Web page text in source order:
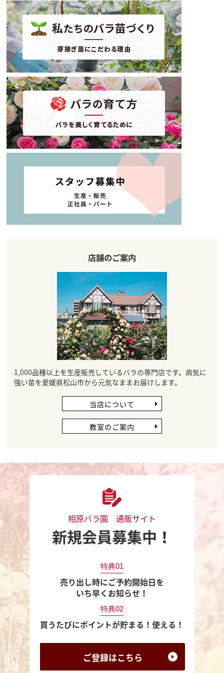
店舗のご案内
1,000品種以上を生産販売しているバラの専門店です。病気に
強い苗を愛媛県松山市から元気なままお届けします。
当店について
教室のご案内
相原バラ園 通販サイト
新規会員募集中！
特典01
売り出し時にご予約開始日を
いち早くお知らせ！
特典02
買うたびにポイントが貯まる！使える！
ご登録はこちら